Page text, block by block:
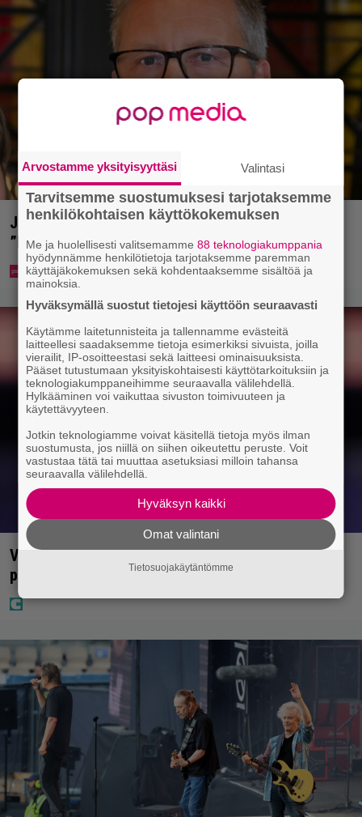
Jani Sievinen kokosi lapsikatraansa yhteen –
”Minun suurin perintöni heille”
Vappu Pimiä sai huonoa palvelua ravintolassa –
pettyi siellä kahteen asiaan
Arvostamme yksityisyyttäsi Valintasi
Tarvitsemme suostumuksesi tarjotaksemme
henkilökohtaisen käyttökokemuksen
Me ja huolellisesti valitsemamme88 teknologiakumppania
hyödynnämme henkilötietoja tarjotaksemme paremman
käyttäjäkokemuksen sekä kohdentaaksemme sisältöä ja
mainoksia.
Hyväksymällä suostut tietojesi käyttöön seuraavasti
Käytämme laitetunnisteita ja tallennamme evästeitä
laitteellesi saadaksemme tietoja esimerkiksi sivuista, joilla
vierailit, IP-osoitteestasi sekä laitteesi ominaisuuksista.
Pääset tutustumaan yksityiskohtaisesti käyttötarkoituksiin ja
teknologiakumppaneihimme seuraavalla välilehdellä.
Hylkääminen voi vaikuttaa sivuston toimivuuteen ja
käytettävyyteen.
Jotkin teknologiamme voivat käsitellä tietoja myös ilman
suostumusta, jos niillä on siihen oikeutettu peruste. Voit
vastustaa tätä tai muuttaa asetuksiasi milloin tahansa
seuraavalla välilehdellä.
Hyväksyn kaikki
Omat valintani
Tietosuojakäytäntömme